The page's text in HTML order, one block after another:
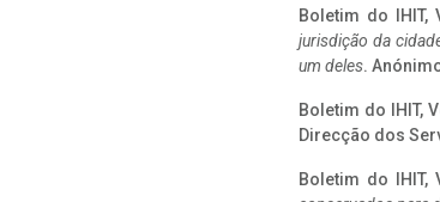
Boletim do IHIT,
jurisdição da
um deles.
Boletim do IHIT,
Direcção dos
Boletim do IHIT,